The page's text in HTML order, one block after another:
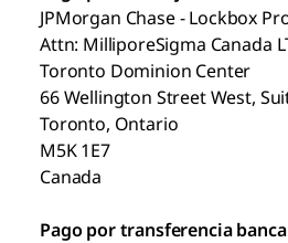
JPMorgan Chase - Lockbox
Attn: MilliporeSigma Canada
Toronto Dominion Center
66 Wellington Street West,
Toronto, Ontario
M5K 1E7
Canada
Pago por transferencia